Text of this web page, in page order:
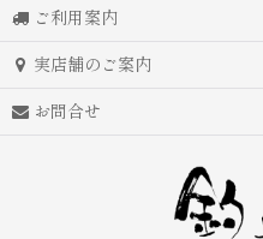
ご利用案内
実店舗のご案内
お問合せ